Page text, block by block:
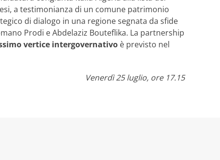
a testimonianza di un comune patrimonio
di dialogo in una regione segnata da sfide
Prodi e Abdelaziz Bouteflika. La partnership
vertice intergovernativo è previsto nel
Venerdì 25 luglio, ore 17.15